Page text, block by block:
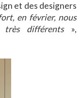
et des designers
en février, nous
très différents »,